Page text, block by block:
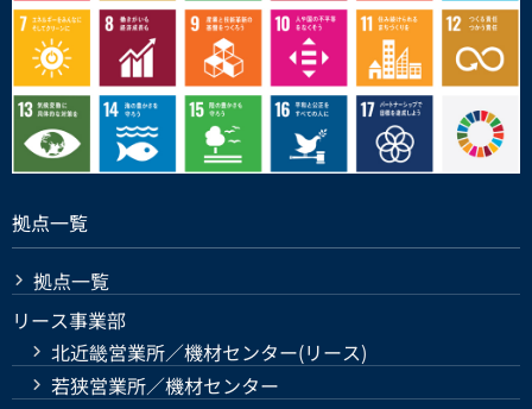
拠点一覧
拠点一覧
リース事業部
北近畿営業所／機材センター(リース)
若狭営業所／機材センター